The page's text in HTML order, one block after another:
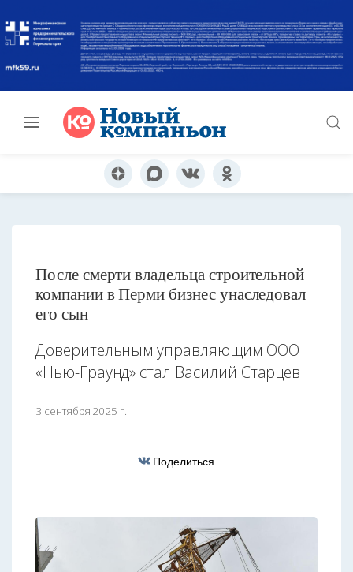
После смерти владельца строительной
компании в Перми бизнес унаследовал
его сын
Доверительным управляющим ООО
«Нью-Граунд» стал Василий Старцев
3 сентября 2025 г.
Поделиться